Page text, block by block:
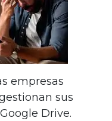
empresas
sus
Drive.